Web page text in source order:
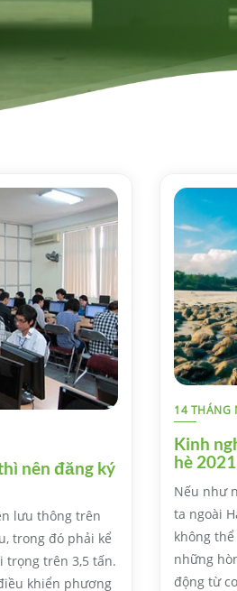
nên đăng ký
lưu thông trên
trong đó phải kể
trọng trên 3,5 tấn.
khiển phương
14 THÁNG
Kinh
hè 2021
Nếu như
ta ngoài
không
những
động từ